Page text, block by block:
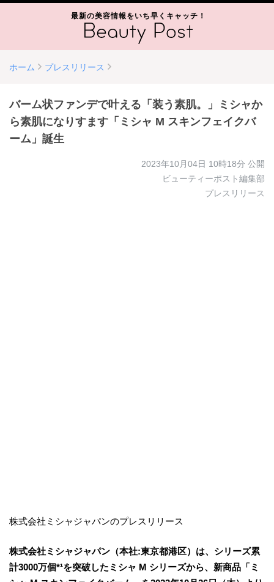
最新の美容情報をいち早くキャッチ！
ホーム プレスリリース
バーム状ファンデで叶える「装う素肌。」ミシャか
ら素肌になりすます「ミシャ M スキンフェイクバ
ーム」誕生
2023年10月04日 10時18分 公開
ビューティーポスト編集部
プレスリリース
株式会社ミシャジャパンのプレスリリース
株式会社ミシャジャパン（本社:東京都港区）は、シリーズ累
計3000万個*¹を突破したミシャ M シリーズから、新商品「ミ